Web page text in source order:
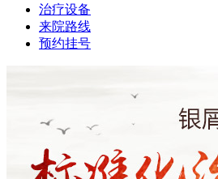
治疗设备
来院路线
预约挂号